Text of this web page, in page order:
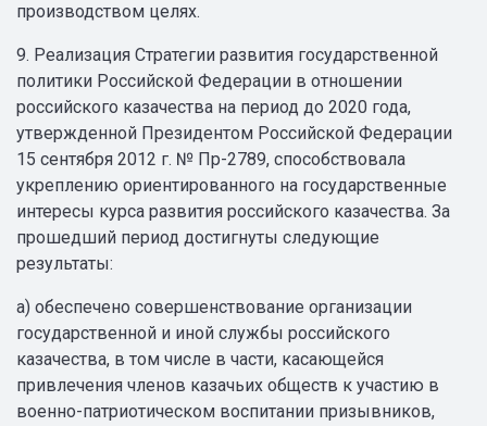
производством целях.
9. Реализация Стратегии развития государственной
политики Российской Федерации в отношении
российского казачества на период до 2020 года,
утвержденной Президентом Российской Федерации
15 сентября 2012 г. № Пр-2789, способствовала
укреплению ориентированного на государственные
интересы курса развития российского казачества. За
прошедший период достигнуты следующие
результаты:
а) обеспечено совершенствование организации
государственной и иной службы российского
казачества, в том числе в части, касающейся
привлечения членов казачьих обществ к участию в
военно-патриотическом воспитании призывников,